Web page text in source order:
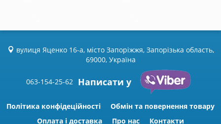
вулиця Яценко 16-а, місто Запоріжжя, Запорізька область,
69000, Україна
063-154-25-62 Написати у
Політика конфідеційності
Обмін та повернення товару
Оплата і доставка
Про нас Контакти